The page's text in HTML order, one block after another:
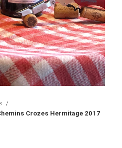
Crozes Hermitage 2017